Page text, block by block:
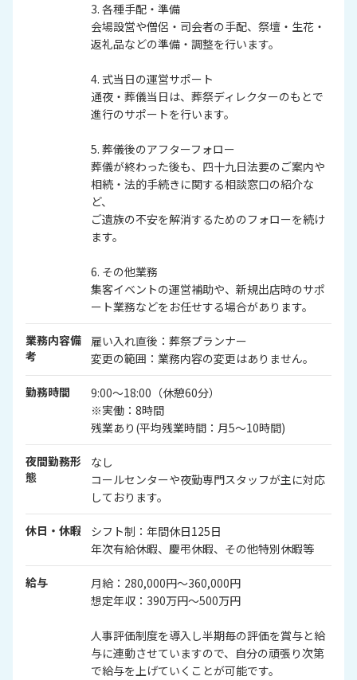
3. 各種手配・準備
会場設営や僧侶・司会者の手配、祭壇・生花・
返礼品などの準備・調整を行います。
4. 式当日の運営サポート
通夜・葬儀当日は、葬祭ディレクターのもとで
進行のサポートを行います。
5. 葬儀後のアフターフォロー
葬儀が終わった後も、四十九日法要のご案内や
相続・法的手続きに関する相談窓口の紹介な
ど、
ご遺族の不安を解消するためのフォローを続け
ます。
6. その他業務
集客イベントの運営補助や、新規出店時のサポ
ート業務などをお任せする場合があります。
業務内容備
考
雇い入れ直後：葬祭プランナー
変更の範囲：業務内容の変更はありません。
勤務時間
9:00～18:00（休憩60分）
※実働：8時間
残業あり(平均残業時間：月5～10時間)
夜間勤務形
態
なし
コールセンターや夜勤専門スタッフが主に対応
しております。
休日・休暇
シフト制：年間休日125日
年次有給休暇、慶弔休暇、その他特別休暇等
給与
月給：280,000円～360,000円
想定年収：390万円～500万円
人事評価制度を導入し半期毎の評価を賞与と給
与に連動させていますので、自分の頑張り次第
で給与を上げていくことが可能です。